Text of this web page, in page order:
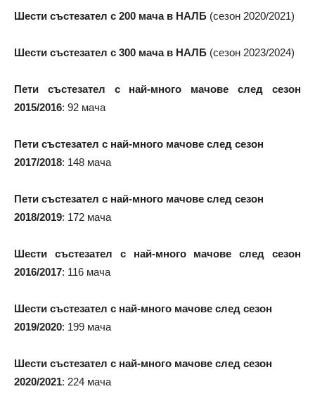
Шести състезател с 200 мача в НАЛБ (сезон 2020/2021)
Шести състезател с 300 мача в НАЛБ (сезон 2023/2024)
Пети състезател с най-много мачове след сезон
2015/2016: 92 мача
Пети състезател с най-много мачове след сезон
2017/2018: 148 мача
Пети състезател с най-много мачове след сезон
2018/2019: 172 мача
Шести състезател с най-много мачове след сезон
2016/2017: 116 мача
Шести състезател с най-много мачове след сезон
2019/2020: 199 мача
Шести състезател с най-много мачове след сезон
2020/2021: 224 мача